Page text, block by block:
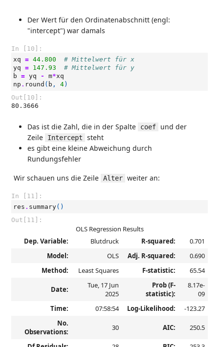
Der Wert für den Ordinatenabschnitt (engl:
"intercept") war damals
In [10]:
xq = 44.800
# Mittelwert für x
yq = 147.93
# Mittelwert für y
b = yq - m*xq
np . round ( b , 4)
Out[10]:
80.3666
Das ist die Zahl, die in der Spalte coef
und der
Zeile
Intercept
steht
es gibt eine kleine Abweichung durch
Rundungsfehler
Wir schauen uns die Zeile Alter weiter an:
In [11]:
res . summary()
Out[11]:
OLS Regression Results
Dep. Variable:
Blutdruck R-squared:
0.701
Model:
OLS Adj. R-squared:
0.690
Method:
Least Squares F-statistic: 65.54
Date:
Tue, 17 Jun
2025
Prob (F-
statistic):
8.17e-
09
Time:
07:58:54 Log-Likelihood:
-123.27
No.
Observations:
30 AIC: 250.5